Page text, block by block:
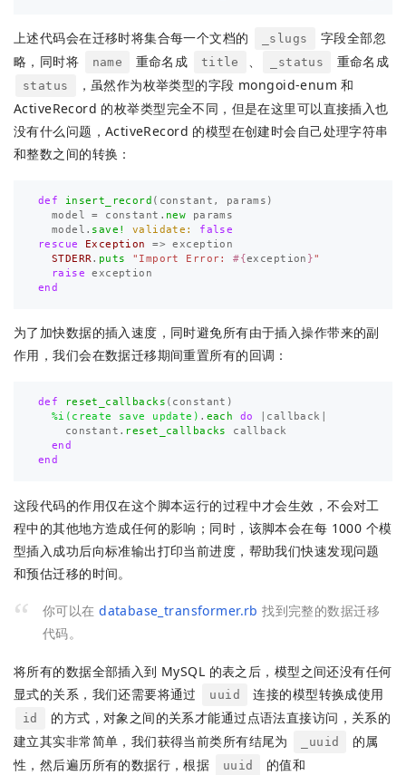
上述代码会在迁移时将集合每一个文档的 _slugs
字段全部忽
略，同时将
name 重命名成 title 、 _status 重命名成
status
，虽然作为枚举类型的字段 mongoid-enum 和
ActiveRecord 的枚举类型完全不同，但是在这里可以直接插入也
没有什么问题，ActiveRecord 的模型在创建时会自己处理字符串
和整数之间的转换：
def insert_record ( constant , params )
model
= constant . new
params
model . save! validate: false
rescue
Exception =>
exception
STDERR. puts "Import Error: #{exception }"
raise
exception
end
为了加快数据的插入速度，同时避免所有由于插入操作带来的副
作用，我们会在数据迁移期间重置所有的回调：
def reset_callbacks ( constant )
%i(create save update) . each do callback
constant . reset_callbacks
callback
end
end
这段代码的作用仅在这个脚本运行的过程中才会生效，不会对工
程中的其他地方造成任何的影响；同时，该脚本会在每 1000 个模
型插入成功后向标准输出打印当前进度，帮助我们快速发现问题
和预估迁移的时间。
你可以在database_transformer.rb 找到完整的数据迁移
代码。
将所有的数据全部插入到 MySQL 的表之后，模型之间还没有任何
显式的关系，我们还需要将通过
uuid 连接的模型转换成使用
id
的方式，对象之间的关系才能通过点语法直接访问，关系的
建立其实非常简单，我们获得当前类所有结尾为
_uuid
的属
性，然后遍历所有的数据行，根据
uuid 的值和